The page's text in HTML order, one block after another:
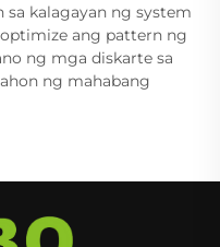
kalagayan ng system
ang pattern ng
ng mga diskarte sa
ng mahabang